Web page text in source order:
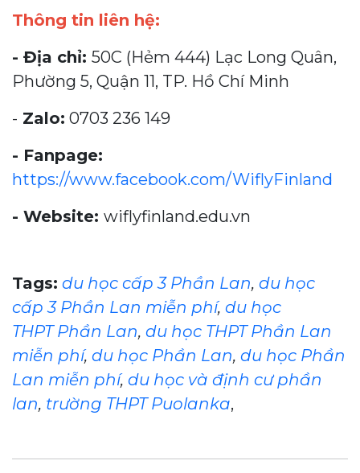
Thông tin liên hệ:
- Địa chỉ: 50C (Hẻm 444) Lạc Long Quân,
Phường 5, Quận 11, TP. Hồ Chí Minh
- Zalo: 0703 236 149
- Fanpage:
https://www.facebook.com/WiflyFinland
- Website: wiflyfinland.edu.vn
Tags: du học cấp 3 Phần Lan, du học
cấp 3 Phần Lan miễn phí, du học
THPT Phần Lan, du học THPT Phần Lan
miễn phí, du học Phần Lan, du học Phần
Lan miễn phí, du học và định cư phần
lan, trường THPT Puolanka,